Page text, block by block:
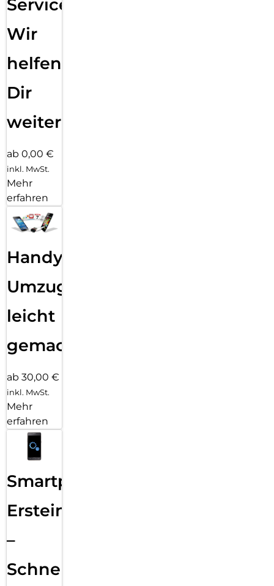
Service:
Wir
helfen
Dir
weiter
ab 0,00 €
inkl. MwSt.
Mehr
erfahren
Handy
Umzug
leicht
gemacht!
ab 30,00 €
inkl. MwSt.
Mehr
erfahren
Smartphone
Ersteinrichtung
–
Schnelle